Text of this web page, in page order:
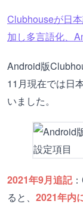
Clubhouseが日
加し多言語化、
Android版
11月現在では日
いました。
2021年9月追記
ると、 2021年内